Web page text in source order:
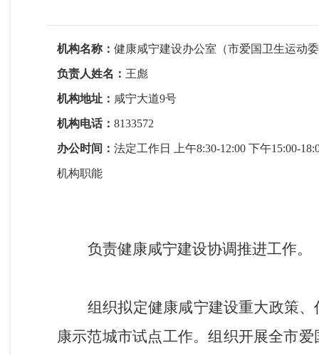
机构名称： 健康咸宁建设办公室（市爱国卫生运动
负责人姓名： 王彪
机构地址： 咸宁大道9号
机构电话： 8133572
办公时间： 法定工作日 上午8:30-12:00 下午15:00-
机构职能
负责健康咸宁建设协调推进工作。
组织拟定健康咸宁建设重大政策
康示范城市试点工作。组织开展全市